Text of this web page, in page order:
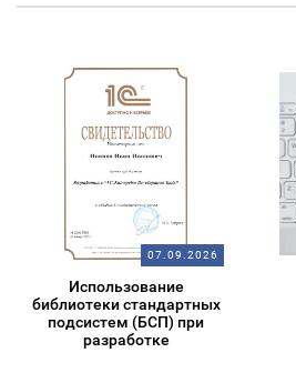
07.09.2026
Использование
библиотеки стандартных
подсистем (БСП) при
разработке